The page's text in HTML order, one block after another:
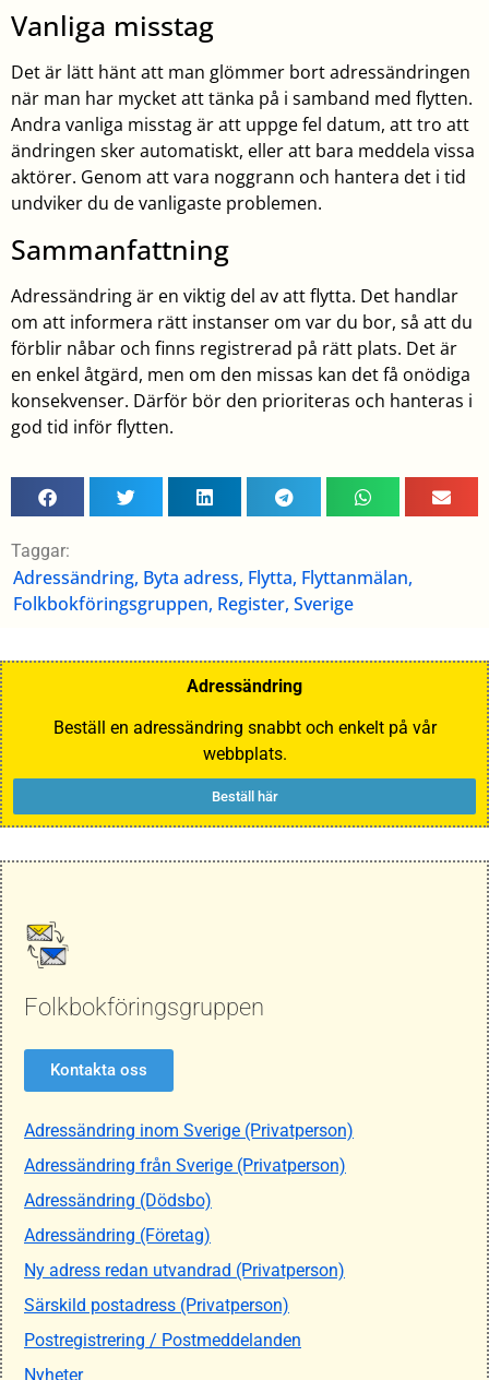
Vanliga misstag
Det är lätt hänt att man glömmer bort adressändringen
när man har mycket att tänka på i samband med flytten.
Andra vanliga misstag är att uppge fel datum, att tro att
ändringen sker automatiskt, eller att bara meddela vissa
aktörer. Genom att vara noggrann och hantera det i tid
undviker du de vanligaste problemen.
Sammanfattning
Adressändring är en viktig del av att flytta. Det handlar
om att informera rätt instanser om var du bor, så att du
förblir nåbar och finns registrerad på rätt plats. Det är
en enkel åtgärd, men om den missas kan det få onödiga
konsekvenser. Därför bör den prioriteras och hanteras i
god tid inför flytten.
Taggar:
Adressändring, Byta adress, Flytta, Flyttanmälan,
Folkbokföringsgruppen, Register, Sverige
Adressändring
Beställ en adressändring snabbt och enkelt på vår
webbplats.
Beställ här
Folkbokföringsgruppen
Kontakta oss
Adressändring inom Sverige (Privatperson)
Adressändring från Sverige (Privatperson)
Adressändring (Dödsbo)
Adressändring (Företag)
Ny adress redan utvandrad (Privatperson)
Särskild postadress (Privatperson)
Postregistrering / Postmeddelanden
Nyheter